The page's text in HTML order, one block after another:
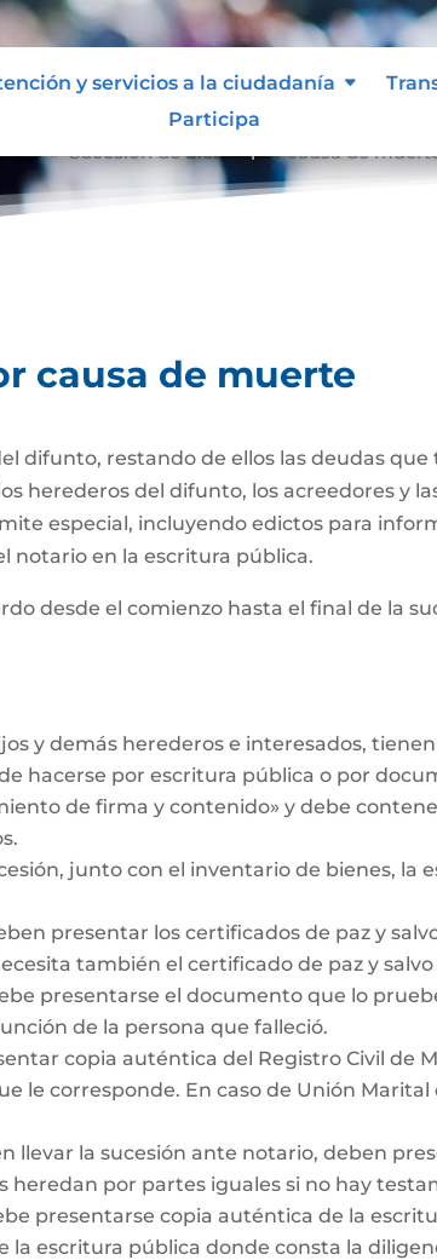
y servicios a la ciudadanía
Participa
causa de muerte
difunto, restando de ellos las deudas
herederos del difunto, los acreedores y
especial, incluyendo edictos para
notario en la escritura pública.
desde el comienzo hasta el final de la
y demás herederos e interesados,
hacerse por escritura pública o por
de firma y contenido» y debe
junto con el inventario de bienes, la
presentar los certificados de paz y
también el certificado de paz y
presentarse el documento que lo
de la persona que falleció.
copia auténtica del Registro Civil de
le corresponde. En caso de Unión
llevar la sucesión ante notario, deben
heredan por partes iguales si no hay
presentarse copia auténtica de la
escritura pública donde consta la